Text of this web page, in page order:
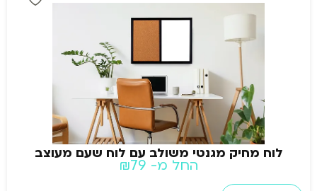
לוח מחיק מגנטי משולב עם לוח שעם מעוצב
החל מ- ₪79